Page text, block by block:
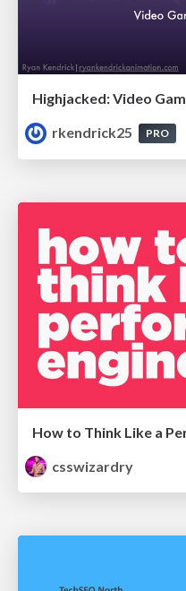
Highjacked: Video
rkendrick25
PRO
How to Think Like a
csswizardry